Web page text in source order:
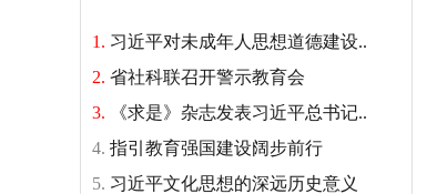
1. 习近平对未成年人思想道德建设..
2. 省社科联召开警示教育会
3.
《求是》杂志发表习近平总书记..
4. 指引教育强国建设阔步前行
5. 习近平文化思想的深远历史意义